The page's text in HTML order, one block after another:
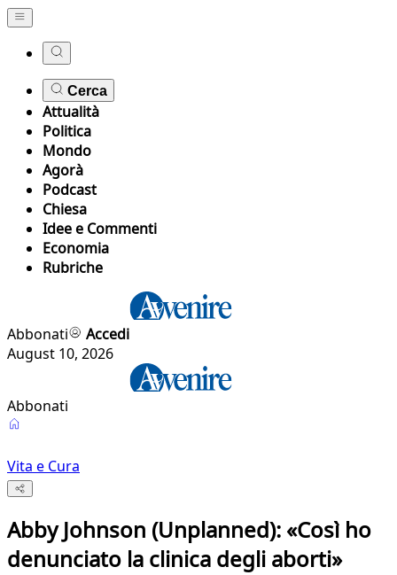
Cerca
Attualità
Politica
Mondo
Agorà
Podcast
Chiesa
Idee e Commenti
Economia
Rubriche
Abbonati
Accedi
August 10, 2026
Abbonati
Vita e Cura
Abby Johnson (Unplanned): «Così ho
denunciato la clinica degli aborti»